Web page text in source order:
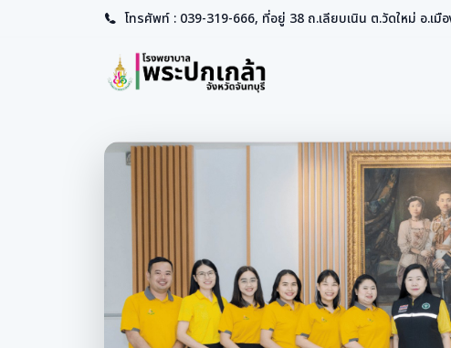
โทรศัพท์ : 039-319-666, ที่อยู่ 38 ถ.เลียบเนิน ต.วัดใหม่ อ.เมื